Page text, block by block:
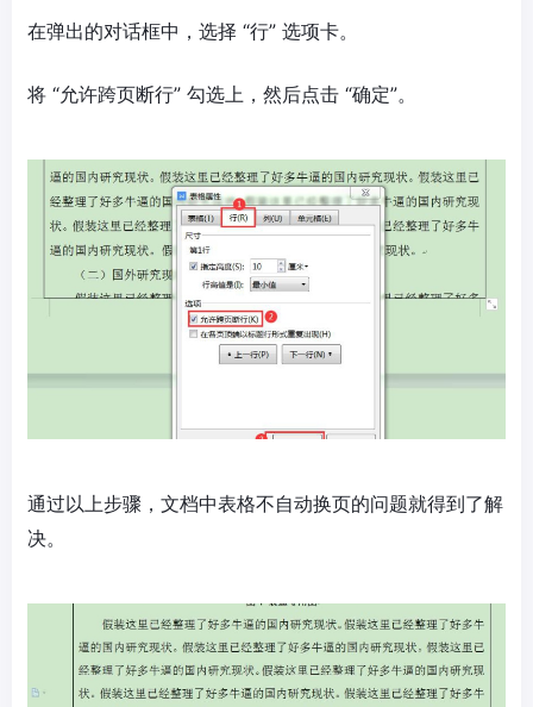
在弹出的对话框中，选择 “行” 选项卡。
将 “允许跨页断行” 勾选上，然后点击 “确定”。
通过以上步骤，文档中表格不自动换页的问题就得到了解
决。